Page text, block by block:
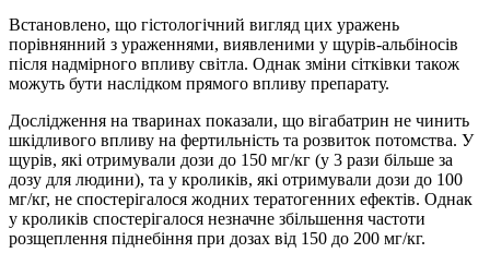
Встановлено, що гістологічний вигляд цих уражень
порівнянний з ураженнями, виявленими у щурів-альбіносів
після надмірного впливу світла. Однак зміни сітківки також
можуть бути наслідком прямого впливу препарату.
Дослідження на тваринах показали, що вігабатрин не чинить
шкідливого впливу на фертильність та розвиток потомства. У
щурів, які отримували дози до 150 мг/кг (у 3 рази більше за
дозу для людини), та у кроликів, які отримували дози до 100
мг/кг, не спостерігалося жодних тератогенних ефектів. Однак
у кроликів спостерігалося незначне збільшення частоти
розщеплення піднебіння при дозах від 150 до 200 мг/кг.